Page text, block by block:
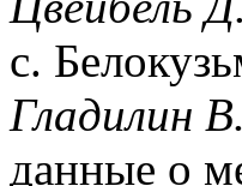
с.
Гладилин
данные о